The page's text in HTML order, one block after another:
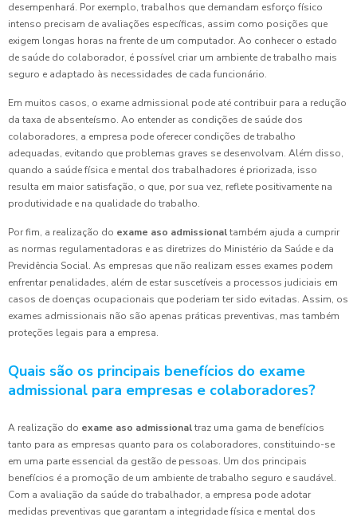
desempenhará. Por exemplo, trabalhos que demandam esforço físico
intenso precisam de avaliações específicas, assim como posições que
exigem longas horas na frente de um computador. Ao conhecer o estado
de saúde do colaborador, é possível criar um ambiente de trabalho mais
seguro e adaptado às necessidades de cada funcionário.
Em muitos casos, o exame admissional pode até contribuir para a redução
da taxa de absenteísmo. Ao entender as condições de saúde dos
colaboradores, a empresa pode oferecer condições de trabalho
adequadas, evitando que problemas graves se desenvolvam. Além disso,
quando a saúde física e mental dos trabalhadores é priorizada, isso
resulta em maior satisfação, o que, por sua vez, reflete positivamente na
produtividade e na qualidade do trabalho.
Por fim, a realização do exame aso admissionaltambém ajuda a cumprir
as normas regulamentadoras e as diretrizes do Ministério da Saúde e da
Previdência Social. As empresas que não realizam esses exames podem
enfrentar penalidades, além de estar suscetíveis a processos judiciais em
casos de doenças ocupacionais que poderiam ter sido evitadas. Assim, os
exames admissionais não são apenas práticas preventivas, mas também
proteções legais para a empresa.
Quais são os principais benefícios do exame
admissional para empresas e colaboradores?
A realização do exame aso admissionaltraz uma gama de benefícios
tanto para as empresas quanto para os colaboradores, constituindo-se
em uma parte essencial da gestão de pessoas. Um dos principais
benefícios é a promoção de um ambiente de trabalho seguro e saudável.
Com a avaliação da saúde do trabalhador, a empresa pode adotar
medidas preventivas que garantam a integridade física e mental dos